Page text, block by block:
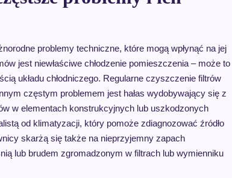
problemy techniczne, które mogą wpłynąć na jej
jest niewłaściwe chłodzenie pomieszczenia – może to
układu chłodniczego. Regularne czyszczenie filtrów
częstym problemem jest hałas wydobywający się z
w elementach konstrukcyjnych lub uszkodzonych
od klimatyzacji, który pomoże zdiagnozować źródło
skarżą się także na nieprzyjemny zapach
lub brudem zgromadzonym w filtrach lub wymienniku